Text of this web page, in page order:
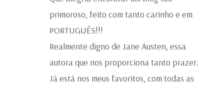
primoroso, feito com tanto carinho e em
PORTUGUÊS!!!
Realmente digno de Jane Austen, essa
autora que nos proporciona tanto prazer.
Já está nos meus favoritos, com todas as